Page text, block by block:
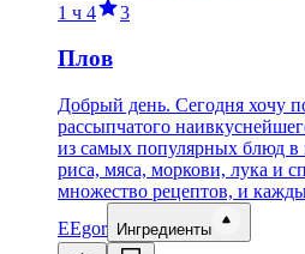
1 ч 4 3
Плов
Добрый день. Сегодня хочу
рассыпчатого
из самых популярных блюд в
риса, мяса, моркови, лука и
множество рецептов, и
EEgor Ингредиенты